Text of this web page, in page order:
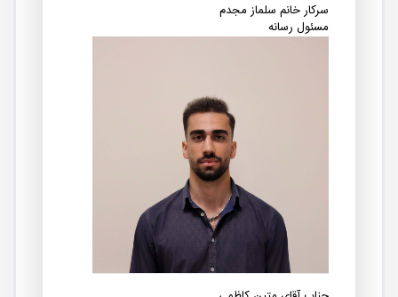
سرکار خانم سلماز مجدم
مسئول رسانه